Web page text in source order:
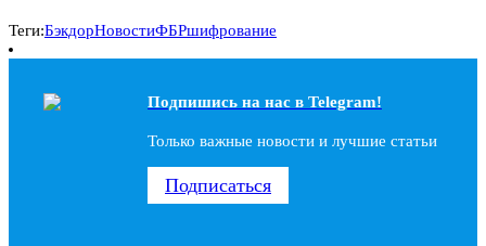
Теги:БэкдорНовостиФБРшифрование
Подпишись на наc в Telegram!
Только важные новости и лучшие статьи
Подписаться